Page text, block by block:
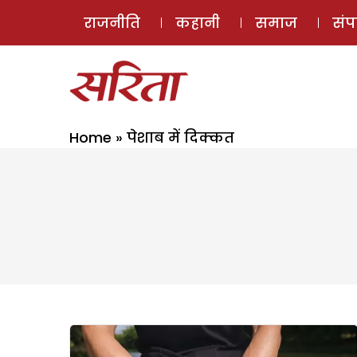
राजनीति कहानी समाज
Home » पेशाब में दिक्कत